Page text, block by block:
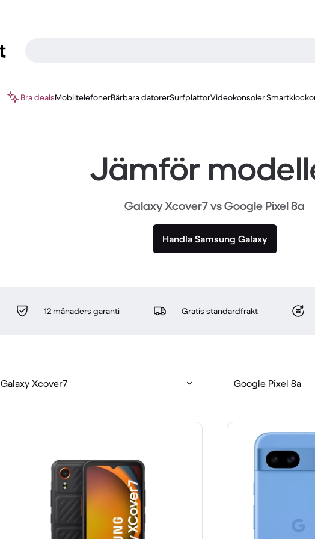
Bra dealsMobiltelefonerBärbara datorerSurfplattorVideokonsoler
Jämför
Galaxy Xcover7 vs Google Pixel 8a
Handla Samsung Galaxy
12 månaders garanti Gratis standardfrakt
Galaxy Xcover7 Google Pixel 8a